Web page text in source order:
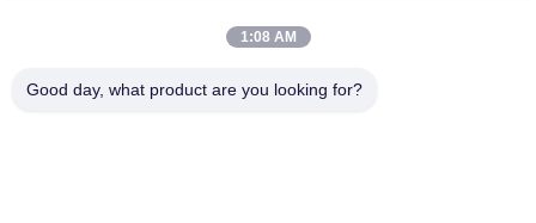
1:08 AM
Good day, what product are you looking for?